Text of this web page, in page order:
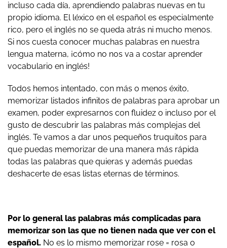
incluso cada día, aprendiendo palabras nuevas en tu
propio idioma. El léxico en el español es especialmente
rico, pero el inglés no se queda atrás ni mucho menos.
Si nos cuesta conocer muchas palabras en nuestra
lengua materna, ¡cómo no nos va a costar aprender
vocabulario en inglés!
Todos hemos intentado, con más o menos éxito,
memorizar listados infinitos de palabras para aprobar un
examen, poder expresarnos con fluidez o incluso por el
gusto de descubrir las palabras más complejas del
inglés. Te vamos a dar unos pequeños truquitos para
que puedas memorizar de una manera más rápida
todas las palabras que quieras y además puedas
deshacerte de esas listas eternas de términos.
Por lo general las palabras más complicadas para
memorizar son las que no tienen nada que ver con el
español. No es lo mismo memorizar rose = rosa o